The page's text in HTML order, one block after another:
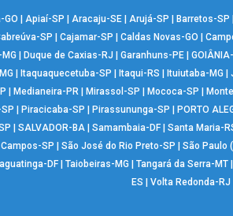
GO | Apiaí-SP | Aracaju-SE| Arujá-SP | Barretos-SP |
SP | Cajamar-SP | Caldas Novas-GO |
| Duque de Caxias-RJ | Garanhuns-PE |
| Itaquaquecetuba-SP | Itaqui-RS | Ituiutaba-MG |
| Medianeira-PR | Mirassol-SP | Mococa-SP |
| Piracicaba-SP | Pirassununga-SP | PORTO
| SALVADOR-BA | Samambaia-DF | Santa Maria-
SP | São José do Rio Preto-SP | São Paulo
DF| Taiobeiras-MG | Tangará da Serra-MT|
ES | Volta Redonda-RJ